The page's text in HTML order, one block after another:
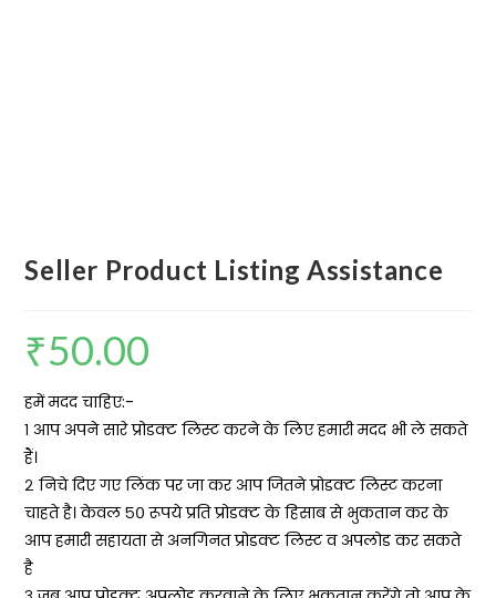
Seller Product Listing Assistance
₹50.00
हमें मदद चाहिए:-
१ आप अपने सारे प्रोडक्ट लिस्ट करने के लिए हमारी मदद भी ले सकते
हैं।
२ निचे दिए गए लिंक पर जा कर आप जितने प्रोडक्ट लिस्ट करना
चाहते है। केवल ५० रूपये प्रति प्रोडक्ट के हिसाब से भुकतान कर के
आप हमारी सहायता से अनगिनत प्रोडक्ट लिस्ट व अपलोड कर सकते
है